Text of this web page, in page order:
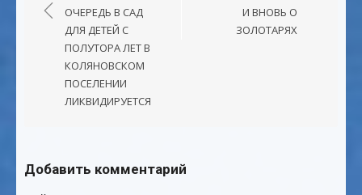
записям
ОЧЕРЕДЬ В САД
ДЛЯ ДЕТЕЙ С
ПОЛУТОРА ЛЕТ В
КОЛЯНОВСКОМ
ПОСЕЛЕНИИ
ЛИКВИДИРУЕТСЯ
И ВНОВЬ О
ЗОЛОТАРЯХ
Добавить комментарий